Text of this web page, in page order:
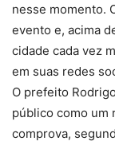
nesse momento.
evento e, acima
cidade cada vez
em suas redes
O prefeito
público como um
comprova,